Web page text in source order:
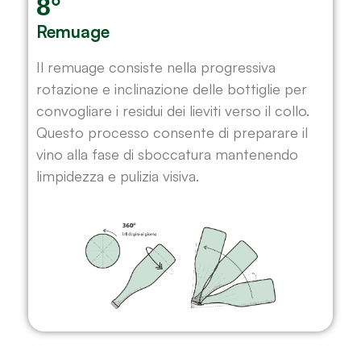
8°
Remuage
Il remuage consiste nella progressiva
rotazione e inclinazione delle bottiglie per
convogliare i residui dei lieviti verso il collo.
Questo processo consente di preparare il
vino alla fase di sboccatura mantenendo
limpidezza e pulizia visiva.